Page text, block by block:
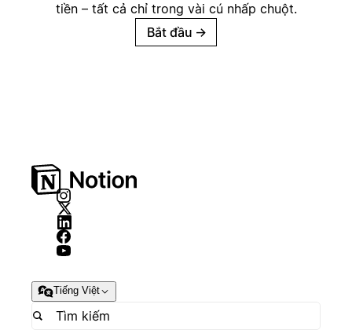
tiền – tất cả chỉ trong vài cú nhấp chuột.
Bắt đầu →
Tiếng Việt